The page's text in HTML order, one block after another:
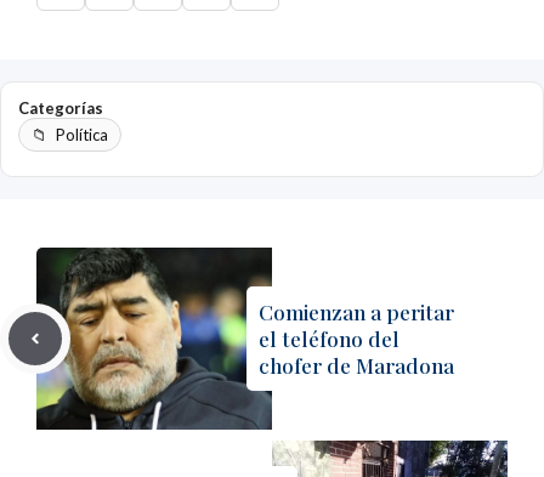
Categorías
Política
Comienzan a peritar
el teléfono del
chofer de Maradona